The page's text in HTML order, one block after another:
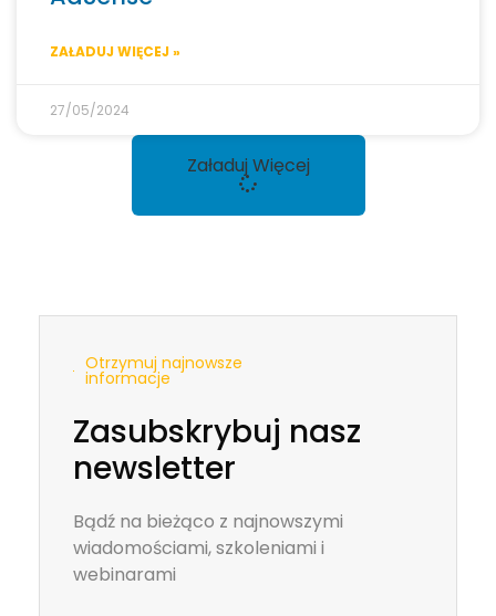
ZAŁADUJ WIĘCEJ »
27/05/2024
Załaduj Więcej
Otrzymuj najnowsze
informacje
Zasubskrybuj nasz
newsletter
Bądź na bieżąco z najnowszymi
wiadomościami, szkoleniami i
webinarami